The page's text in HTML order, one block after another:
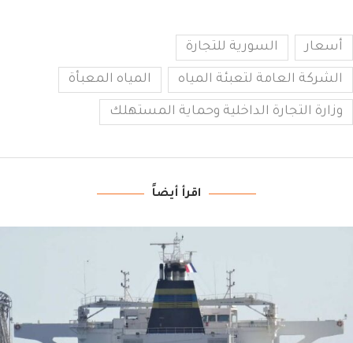
أسعار السورية للتجارة
الشركة العامة لتعبئة المياه المياه المعبأة
وزارة التجارة الداخلية وحماية المستهلك
اقرأ أيضاً